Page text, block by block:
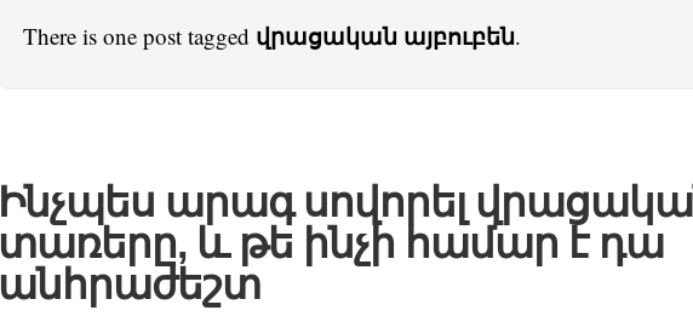
There is one post tagged վրացական այբուբեն.
Ինչպես արագ սովորել
տառերը, և թե ինչի համար է դա
անհրաժեշտ